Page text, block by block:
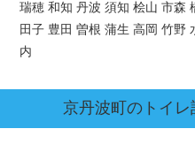
瑞穂 和知 丹波 須知 桧山 市森
田子 豊田 曽根 蒲生 高岡 竹野
内
京丹波町のトイレ